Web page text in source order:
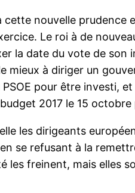
nouvelle prudence
Le roi à de
la date du vote de
mieux à diriger un
pour être investi, et
2017 le 15
les dirigeants
se refusant à la
les freinent, mais elles